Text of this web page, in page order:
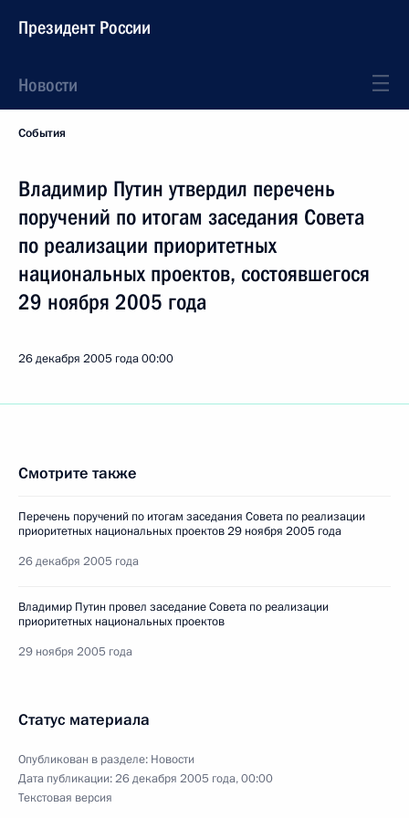
Президент России
Новости
События
Владимир Путин утвердил перечень
поручений по итогам заседания Совета
по реализации приоритетных
национальных проектов, состоявшегося
29 ноября 2005 года
26 декабря 2005 года00:00
Смотрите также
Перечень поручений по итогам заседания Совета по реализации
приоритетных национальных проектов 29 ноября 2005 года
26 декабря 2005 года
Владимир Путин провел заседание Совета по реализации
приоритетных национальных проектов
29 ноября 2005 года
Статус материала
Опубликован в разделе: Новости
Дата публикации:26 декабря 2005 года, 00:00
Текстовая версия